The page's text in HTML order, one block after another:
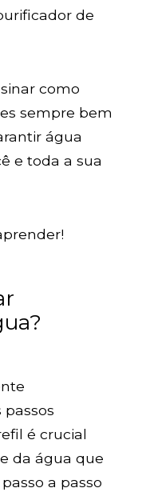
de
como
sempre bem
água
e toda a sua
passos
é crucial
da água que
a passo